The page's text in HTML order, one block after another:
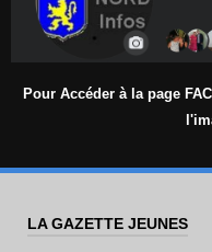
Pour Accéder à la page
LA GAZETTE JEUNES